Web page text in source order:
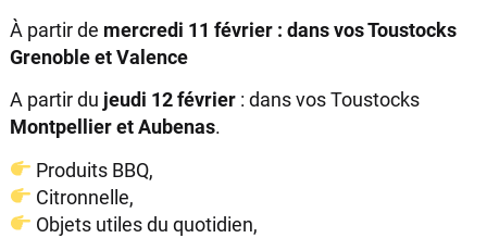
À partir de mercredi 11 février : dans vos Toustocks
Grenoble et Valence
A partir du jeudi 12 février: dans vos Toustocks
Montpellier et Aubenas.
Produits BBQ,
Citronnelle,
Objets utiles du quotidien,